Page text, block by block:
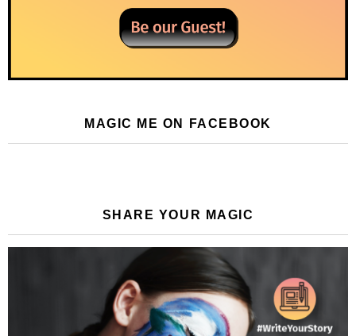
MAGIC ME ON FACEBOOK
SHARE YOUR MAGIC